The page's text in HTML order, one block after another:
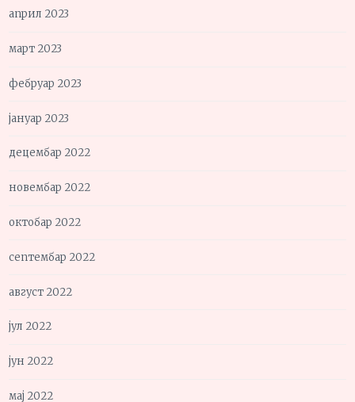
април 2023
март 2023
фебруар 2023
јануар 2023
децембар 2022
новембар 2022
октобар 2022
септембар 2022
август 2022
јул 2022
јун 2022
мај 2022